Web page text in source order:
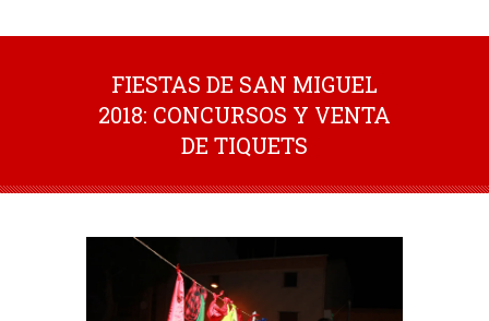
FIESTAS DE SAN MIGUEL
2018: CONCURSOS Y VENTA
DE TIQUETS